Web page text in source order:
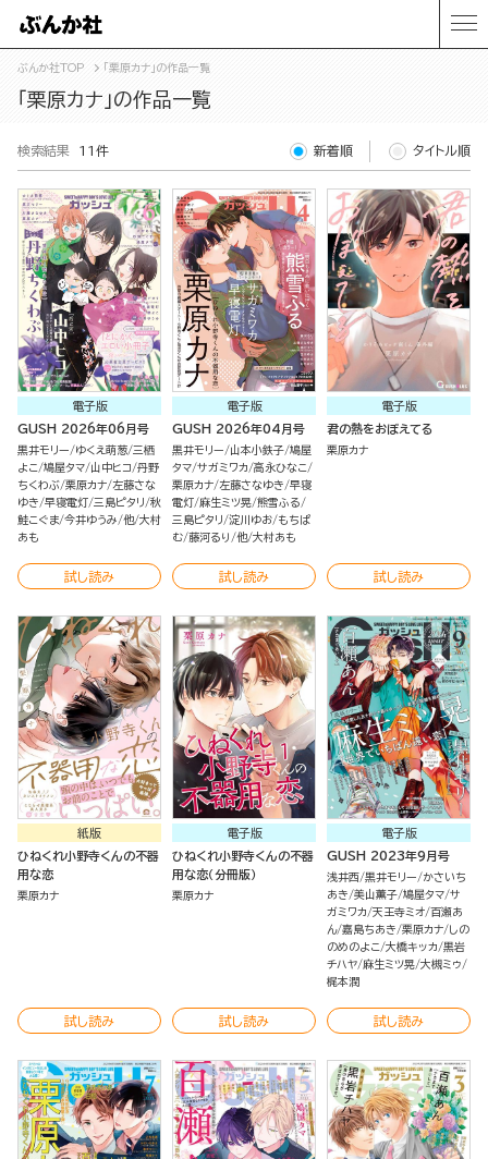
ぶんか社TOP 「栗原カナ」の作品一覧
「栗原カナ」の作品一覧
検索結果 11件 新着順 タイトル順
電子版
GUSH 2026年06月号
黒井モリー ゆくえ萌葱 三栖
よこ 鳩屋タマ 山中ヒコ 丹野
ちくわぶ 栗原カナ 左藤さな
ゆき 早寝電灯 三島ピタリ 秋
鮭こぐま 今井ゆうみ 他 大村
あも
試し読み
電子版
GUSH 2026年04月号
黒井モリー 山本小鉄子 鳩屋
タマ サガミワカ 高永ひなこ
栗原カナ 左藤さなゆき 早寝
電灯 麻生ミツ晃 熊雪ふる
三島ピタリ 淀川ゆお もちぱ
む 藤河るり 他 大村あも
試し読み
電子版
君の熱をおぼえてる
栗原カナ
試し読み
紙版
ひねくれ小野寺くんの不器
用な恋
栗原カナ
試し読み
電子版
ひねくれ小野寺くんの不器
用な恋（分冊版）
栗原カナ
試し読み
電子版
GUSH 2023年9月号
浅井西 黒井モリー
かさいち
あき 美山薫子 鳩屋タマ サ
ガミワカ 天王寺ミオ 百瀬あ
ん 嘉島ちあき 栗原カナ しの
のめのよこ 大橋キッカ 黒岩
チハヤ 麻生ミツ晃 大槻ミゥ
梶本潤
試し読み